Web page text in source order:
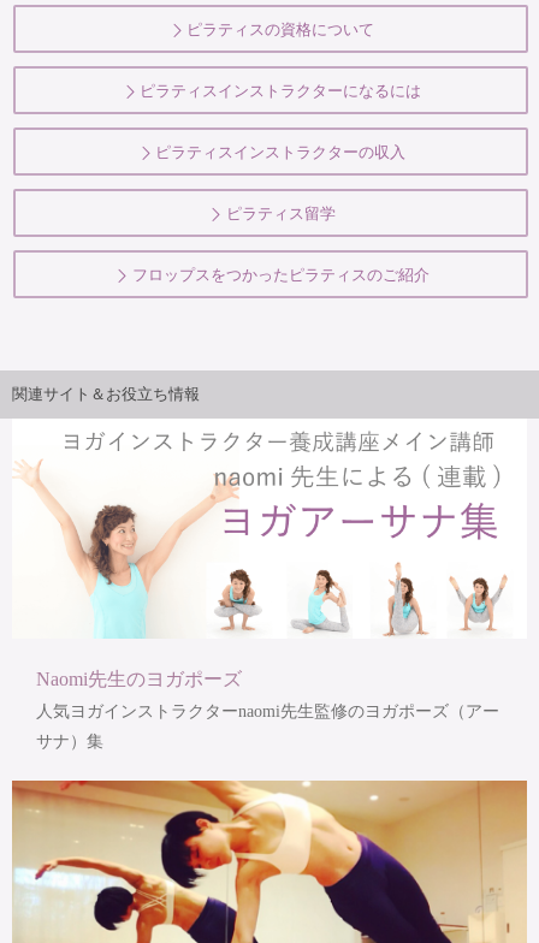
ピラティスの資格について
ピラティスインストラクターになるには
ピラティスインストラクターの収入
ピラティス留学
フロップスをつかったピラティスのご紹介
関連サイト＆お役立ち情報
Naomi先生のヨガポーズ
人気ヨガインストラクターnaomi先生監修のヨガポーズ（アー
サナ）集